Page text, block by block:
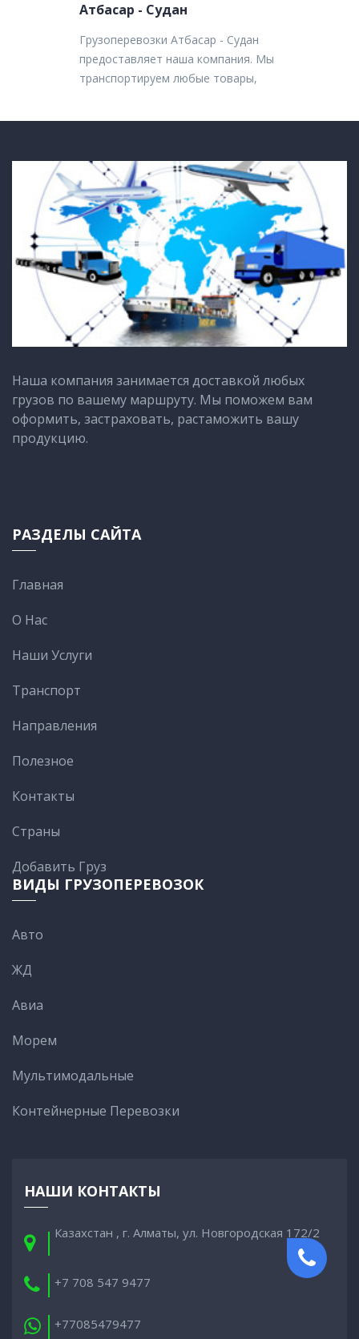
Атбасар - Судан
Грузоперевозки Атбасар - Судан
предоставляет наша компания. Мы
транспортируем любые товары,
заботимся обо всех
организационных моментах.
Автоперевозки - универсальные по
проходимости и отлично
сочетаются с другими видами
доставки. ЖД перевозки Атбасар -
Судан выгодно заказывать - как для
небольших почтовых, так и для
крупных отправок в несколько тонн.
Авиаперевозки грузов - самые
Мы предлагаем надежные
транспортировочные услуги.
Обращайтесь!
Наша компания занимается доставкой любых
грузов по вашему маршруту. Мы поможем вам
оформить, застраховать, растаможить вашу
продукцию.
РАЗДЕЛЫ САЙТА
Главная
О Нас
Наши Услуги
Транспорт
Направления
Полезное
Контакты
Cтраны
Добавить Груз
ВИДЫ ГРУЗОПЕРЕВОЗОК
Авто
ЖД
Авиа
Морем
Мультимодальные
Контейнерные Перевозки
НАШИ КОНТАКТЫ
Казахстан , г. Алматы, ул. Новгородская 172/2
+7 708 547 9477
+77085479477